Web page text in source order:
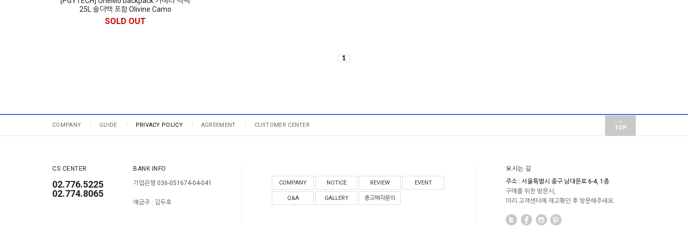
25L 숄더백 포함 Olivine Camo
SOLD OUT
1
COMPANY GUIDE PRIVACY POLICY AGREEMENT CUSTOMER CENTER
CS CENTER
02.776.5225
02.774.8065
BANK INFO
기업은행 036-051674-04-041
예금주 : 김두호
COMPANY NOTICE REVIEW EVENT
Q&A GALLERY 중고매각문의
오시는 길
주소 : 서울특별시 중구 남대문로 6-4, 1층
구매를 위한 방문시,
미리 고객센터에 재고확인 후 방문해주세요.